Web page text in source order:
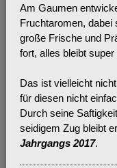
Am Gaumen
Fruchtaromen, dabei
große Frische und
fort, alles bleibt super
Das ist vielleicht
für diesen nicht
Durch seine
seidigem Zug bleibt
Jahrgangs 2017.